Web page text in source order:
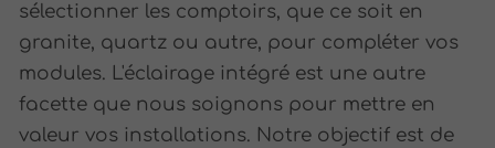
sélectionner les comptoirs, que ce soit en
granite, quartz ou autre, pour compléter vos
modules. L'éclairage intégré est une autre
facette que nous soignons pour mettre en
valeur vos installations. Notre objectif est de